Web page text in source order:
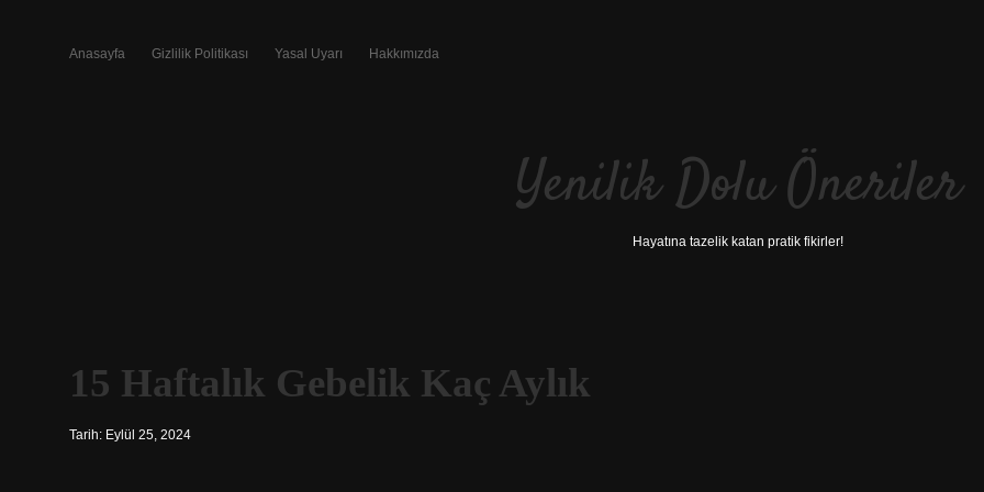
Anasayfa Gizlilik Politikası Yasal Uyarı Hakkımızda
Yenilik Dolu Öneriler
Hayatına tazelik katan pratik fikirler!
15 Haftalık Gebelik Kaç Aylık
Tarih: Eylül 25, 2024